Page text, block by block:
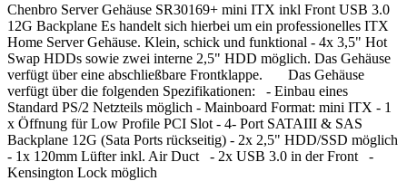
Chenbro Server Gehäuse SR30169+ mini ITX inkl Front USB 3.0
12G Backplane Es handelt sich hierbei um ein professionelles ITX
Home Server Gehäuse. Klein, schick und funktional - 4x 3,5" Hot
Swap HDDs sowie zwei interne 2,5" HDD möglich. Das Gehäuse
verfügt über eine abschließbare Frontklappe. Das Gehäuse
verfügt über die folgenden Spezifikationen: - Einbau eines
Standard PS/2 Netzteils möglich - Mainboard Format: mini ITX - 1
x Öffnung für Low Profile PCI Slot - 4- Port SATAIII & SAS
Backplane 12G (Sata Ports rückseitig) - 2x 2,5" HDD/SSD möglich
- 1x 120mm Lüfter inkl. Air Duct - 2x USB 3.0 in der Front -
Kensington Lock möglich